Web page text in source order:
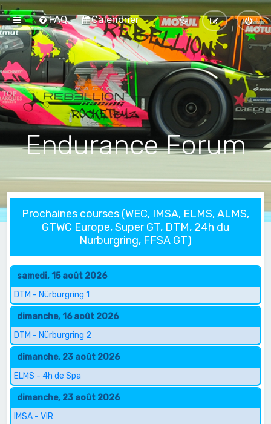
FAQ Calendrier
Endurance Forum
Prochaines courses (WEC, IMSA, ELMS, ALMS,
GTWC Europe, Super GT, DTM, 24h du
Nurburgring, FFSA GT)
samedi, 15 août 2026
DTM - Nürburgring 1
dimanche, 16 août 2026
DTM - Nürburgring 2
dimanche, 23 août 2026
ELMS - 4h de Spa
dimanche, 23 août 2026
IMSA - VIR